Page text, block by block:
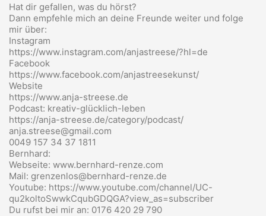
Hat dir gefallen, was du hörst?
Dann empfehle mich an deine Freunde weiter und folge
mir über:
Instagram
https://www.instagram.com/anjastreese/?hl=de
Facebook
https://www.facebook.com/anjastreesekunst/
Website
https://www.anja-streese.de
Podcast: kreativ-glücklich-leben
https://anja-streese.de/category/podcast/
anja.streese@gmail.com
0049 157 34 37 1811
Bernhard:
Webseite: www.bernhard-renze.com
Mail: grenzenlos@bernhard-renze.de
Youtube: https://www.youtube.com/channel/UC-
qu2koltoSwwkCqubGDQGA?view_as=subscriber
Du rufst bei mir an: 0176 420 29 790